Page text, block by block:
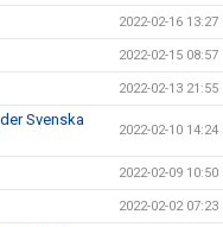
2022-02-16 13:27
2022-02-15 08:57
2022-02-13 21:55
Svenska
2022-02-10 14:24
2022-02-09 10:50
2022-02-02 07:23